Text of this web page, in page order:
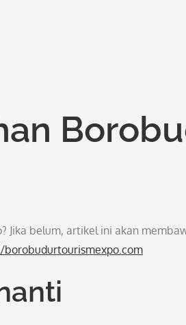
Jika belum, artikel ini akan